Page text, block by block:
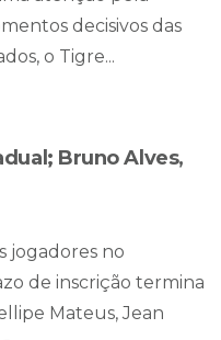
decisivos das
o Tigre...
Bruno Alves,
jogadores no
de inscrição termina
Mateus, Jean